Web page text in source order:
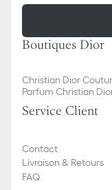
Boutiques Dior
Christian Dior
Parfum Christian
Service Client
Contact
Livraison & Retours
FAQ